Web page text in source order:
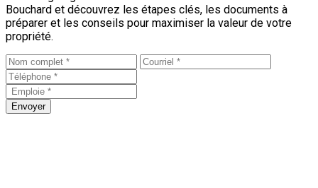
Bouchard et découvrez les étapes clés, les documents à
préparer et les conseils pour maximiser la valeur de votre
propriété.
Envoyer